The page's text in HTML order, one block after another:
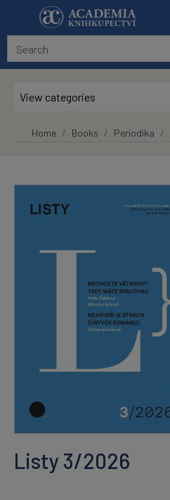
Skip to main content
View categories
Home Books Periodika
Listy 3/2026